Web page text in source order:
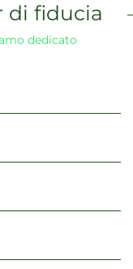
di fiducia
dedicato